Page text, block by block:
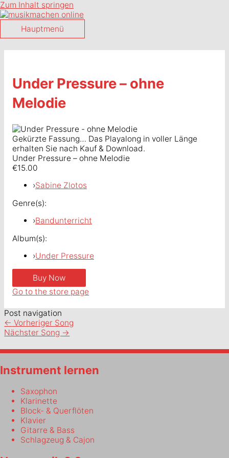
Zum Inhalt springen
Hauptmenü
Under Pressure – ohne
Melodie
Gekürzte Fassung… Das Playalong in voller Länge
erhalten Sie nach Kauf & Download.
Under Pressure – ohne Melodie
€15.00
›Sabine Zlotos
Genre(s):
›Bandunterricht
Album(s):
›Under Pressure
Go to the store page
Post navigation
← Vorheriger Song
Nächster Song →
Instrument lernen
Saxophon
Klarinette
Block- & Querflöten
Klavier
Gitarre & Bass
Schlagzeug & Cajon